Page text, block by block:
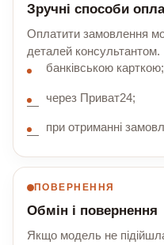
Зручні способи
Оплатити замовлення
деталей консультантом.
банківською карткою;
через Приват24;
при отриманні
ПОВЕРНЕННЯ
Обмін і повернення
Якщо модель не